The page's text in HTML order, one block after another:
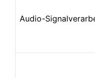
Audio-